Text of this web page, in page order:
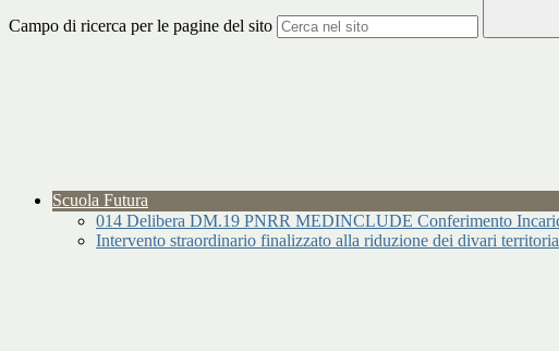
Campo di ricerca per le pagine del sito
Scuola Futura
014 Delibera DM.19 PNRR MEDINCLUDE Conferimento
Intervento straordinario finalizzato alla riduzione dei divari